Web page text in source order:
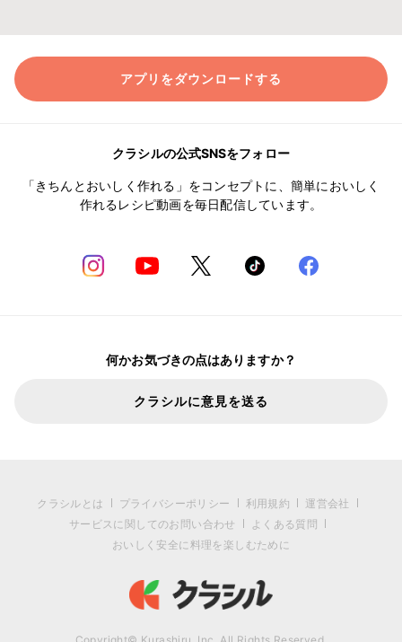
アプリをダウンロードする
クラシルの公式SNSをフォロー
「きちんとおいしく作れる」をコンセプトに、簡単においしく
作れるレシピ動画を毎日配信しています。
何かお気づきの点はありますか？
クラシルに意見を送る
クラシルとは プライバシーポリシー 利用規約
運営会社
サービスに関してのお問い合わせ
よくある質問
おいしく安全に料理を楽しむために